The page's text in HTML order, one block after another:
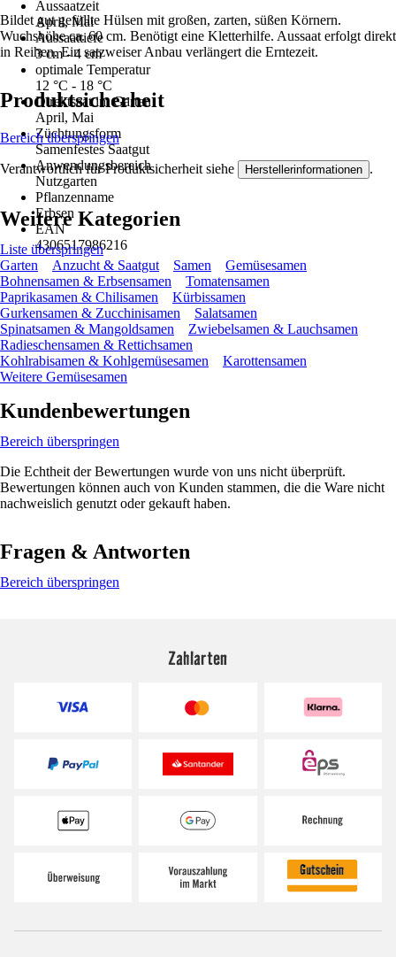
Aussaatzeit
April, Mai
Aussaattiefe
3 cm - 4 cm
optimale Temperatur
12 °C - 18 °C
Direktsaat im Garten
April, Mai
Züchtungsform
Samenfestes Saatgut
Anwendungsbereich
Nutzgarten
Pflanzenname
Erbsen
EAN
4306517986216
Bildet gut gefüllte Hülsen mit großen, zarten, süßen Körnern.
Wuchshöhe ca. 60 cm. Benötigt eine Kletterhilfe. Aussaat erfolgt direkt
in Reihen. Ein satzweiser Anbau verlängert die Erntezeit.
Produktsicherheit
Bereich überspringen
Verantwortlich für Produktsicherheit siehe Herstellerinformationen .
Weitere Kategorien
Liste überspringen
Garten
Anzucht & Saatgut Samen
Gemüsesamen
Bohnensamen & Erbsensamen
Tomatensamen
Paprikasamen & Chilisamen
Kürbissamen
Gurkensamen & Zucchinisamen
Salatsamen
Spinatsamen & Mangoldsamen
Zwiebelsamen & Lauchsamen
Radieschensamen & Rettichsamen
Kohlrabisamen & Kohlgemüsesamen
Karottensamen
Weitere Gemüsesamen
Kundenbewertungen
Bereich überspringen
Die Echtheit der Bewertungen wurde von uns nicht überprüft.
Bewertungen können auch von Kunden stammen, die die Ware nicht
nachweislich genutzt oder gekauft haben.
Fragen & Antworten
Bereich überspringen
Zahlarten